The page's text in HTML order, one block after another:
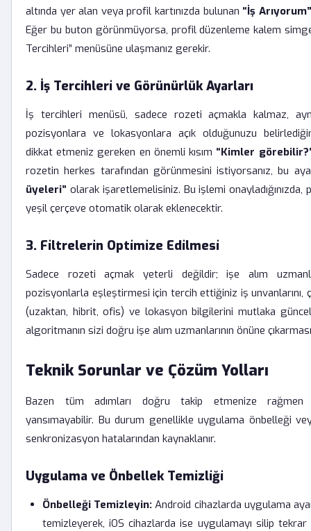
altında yer alan veya profil kartınızda bulunan “İş Arıyorum”
Eğer bu buton görünmüyorsa, profil düzenleme kalem
Tercihleri” menüsüne ulaşmanız gerekir.
2. İş Tercihleri ve Görünürlük Ayarları
İş tercihleri menüsü, sadece rozeti açmakla kalmaz,
pozisyonlara ve lokasyonlara açık olduğunuzu
dikkat etmeniz gereken en önemli kısım “Kimler
rozetin herkes tarafından görünmesini istiyorsanız, bu
üyeleri” olarak işaretlemelisiniz. Bu işlemi onayladığınızda,
yeşil çerçeve otomatik olarak eklenecektir.
3. Filtrelerin Optimize Edilmesi
Sadece rozeti açmak yeterli değildir; işe alım
pozisyonlarla eşleştirmesi için tercih ettiğiniz iş unvanlarını,
(uzaktan, hibrit, ofis) ve lokasyon bilgilerini mutlaka
algoritmanın sizi doğru işe alım uzmanlarının önüne
Teknik Sorunlar ve Çözüm Yolları
Bazen tüm adımları doğru takip etmenize
yansımayabilir. Bu durum genellikle uygulama önbelleği
senkronizasyon hatalarından kaynaklanır.
Uygulama ve Önbellek Temizliği
Önbelleği Temizleyin: Android cihazlarda uygulama
temizleyerek, iOS cihazlarda ise uygulamayı silip